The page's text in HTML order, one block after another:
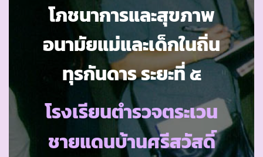
โภชนาการและสุขภาพ
อนามัยแม่และเด็กในถิ่น
ทุรกันดาร ระยะที่ ๕
โรงเรียนตำรวจตระเวน
ชายแดนบ้านศรีสวัสดิ์